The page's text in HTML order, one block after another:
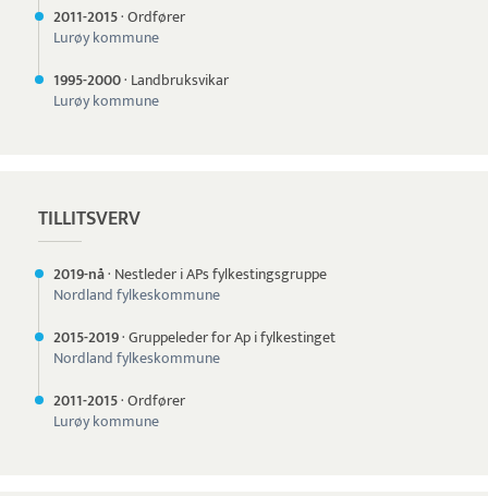
2011-2015·Ordfører
Lurøy kommune
1995-2000· Landbruksvikar
Lurøy kommune
TILLITSVERV
2019-nå· Nestleder i APs fylkestingsgruppe
Nordland fylkeskommune
2015-2019·Gruppeleder for Ap i fylkestinget
Nordland fylkeskommune
2011-2015·Ordfører
Lurøy kommune